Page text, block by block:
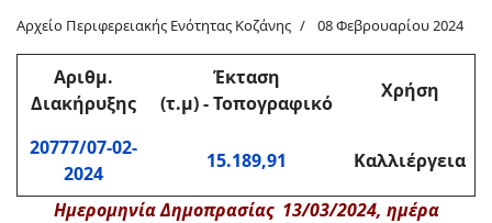
Αρχείο Περιφερειακής Ενότητας Κοζάνης 08 Φεβρουαρίου 2024
Αριθμ.
Διακήρυξης
Έκταση
(τ.μ) - Τοπογραφικό
Χρήση
20777/07-02-
2024
15.189,91 Καλλιέργεια
Ημερομηνία Δημοπρασίας 13/03/2024, ημέρα